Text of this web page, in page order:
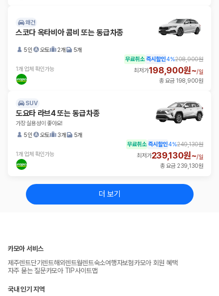
왜건
스코다 옥타비아 콤비 또는 동급차종
5인 오토 2개 5개
1개 업체 확인가능
무료취소 즉시할인4%208,900원
최저가198,900원~/일
총 요금 198,900원
SUV
도요타 라브4 또는 동급차종
가장 실용성이 좋아요!
5인
오토 3개 5개
1개 업체 확인가능
무료취소 즉시할인4%249,130원
최저가239,130원~/일
총 요금 239,130원
더 보기
카모아 서비스
제주렌트단기렌트해외렌트월렌트숙소여행자보험카모아 회원 혜택
자주 묻는 질문카모아 TIP사이트맵
국내 인기 지역